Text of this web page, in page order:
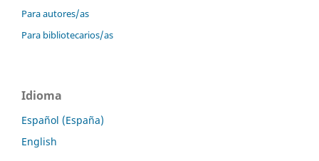
Para autores/as
Para bibliotecarios/as
Idioma
Español (España)
English